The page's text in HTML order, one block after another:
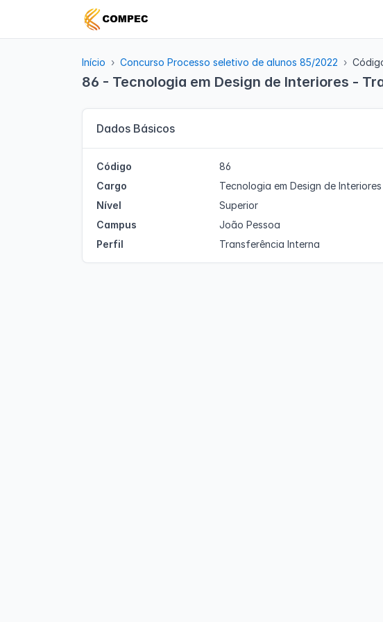
Início Concurso Processo seletivo de alunos 85/2022
86 - Tecnologia em Design de Interiores -
Dados Básicos
Código
86
Cargo
Tecnologia em Design de Interiores
Nível
Superior
Campus
João Pessoa
Perfil
Transferência Interna